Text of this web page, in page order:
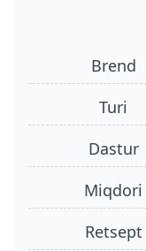
Brend
turi
dastur
miqdori
retsept